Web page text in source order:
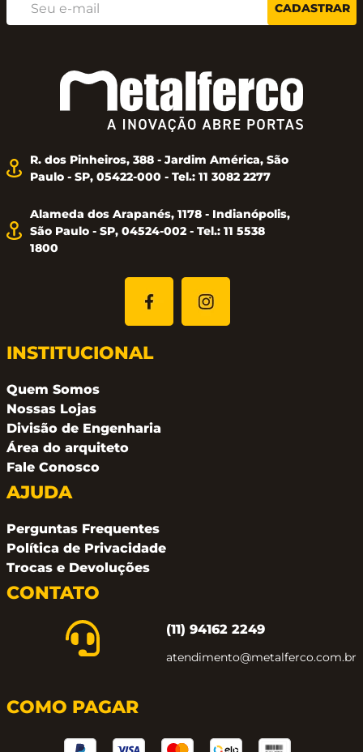
CADASTRAR
R. dos Pinheiros, 388 - Jardim América, São
Paulo - SP, 05422-000 - Tel.: 11 3082 2277
Alameda dos Arapanés, 1178 - Indianópolis,
São Paulo - SP, 04524-002 - Tel.: 11 5538
1800
INSTITUCIONAL
Quem Somos
Nossas Lojas
Divisão de Engenharia
Área do arquiteto
Fale Conosco
AJUDA
Perguntas Frequentes
Política de Privacidade
Trocas e Devoluções
CONTATO
(11) 94162 2249
atendimento@metalferco.com.br
COMO PAGAR